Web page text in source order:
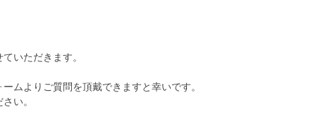
いただきます。
ムよりご質問を頂戴できますと幸いです。
い。